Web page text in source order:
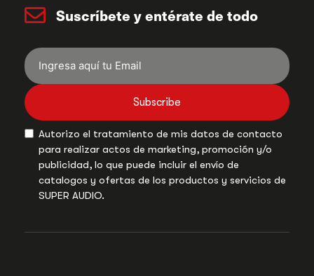
Suscríbete y entérate de todo
Subscribe
Autorizo el tratamiento de mis datos de contacto
para realizar actos de marketing, promoción y/o
publicidad, lo que puede incluir el envío de
catalogos y ofertas de los productos y servicios de
SUPER AUDIO.